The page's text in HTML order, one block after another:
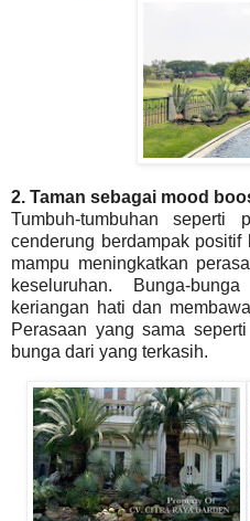
2. Taman sebagai mood
Tumbuh-tumbuhan
cenderung berdampak
mampu meningkatkan
keseluruhan. Bunga-
keriangan hati dan
Perasaan yang sama
bunga dari yang terkasih.